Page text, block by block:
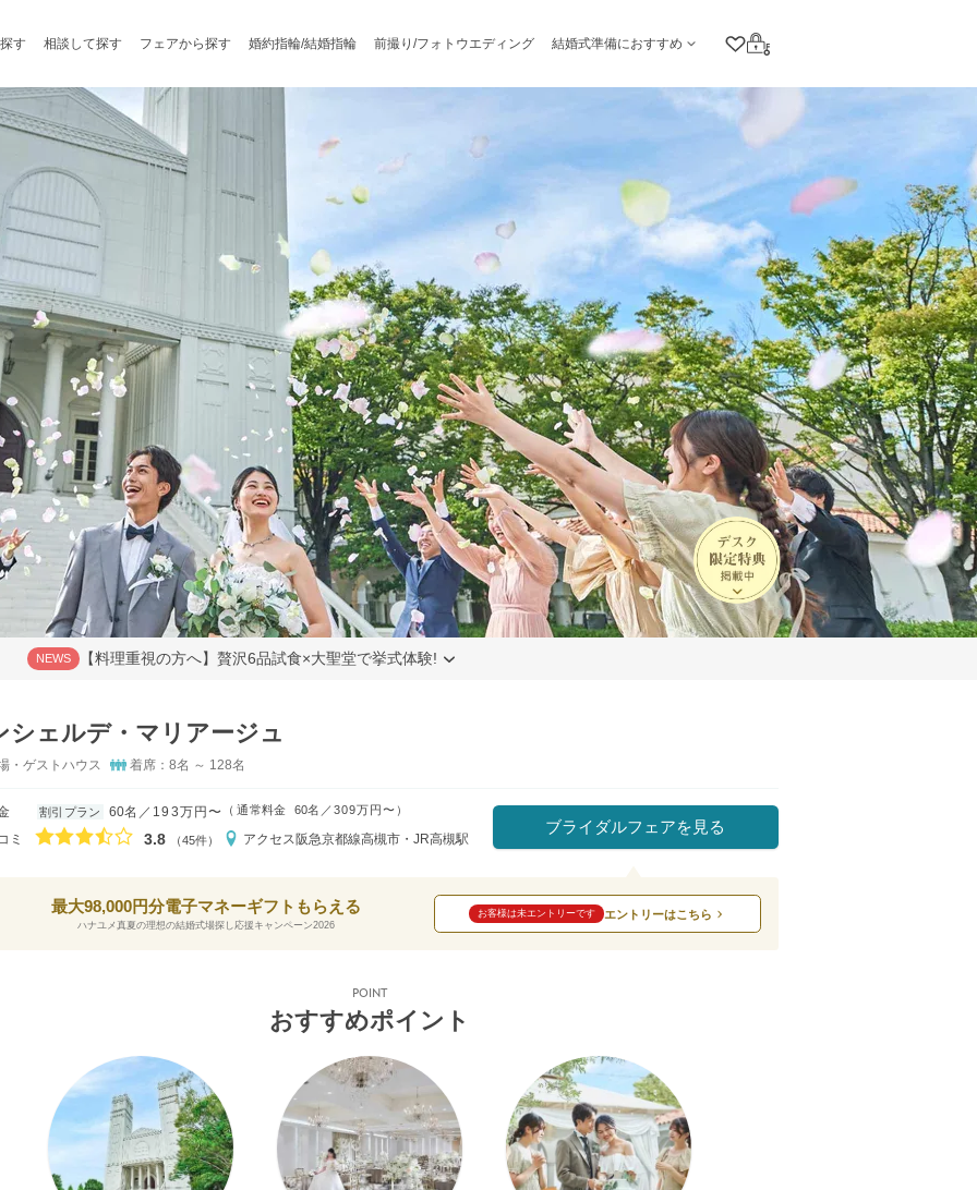
す 相談して探す フェアから探す 婚約指輪/結婚指輪 前撮り/フォトウエディング 結婚式準備におすすめ
クリップリスト
ログイン
NEWS 【料理重視の方へ】贅沢6品試食×大聖堂で挙式体験!
シェルデ・マリアージュ
・ゲストハウス 着席：8名 ～ 128名
割引プラン 60名 193万円〜 （ 通常料金 60名 309万円〜 ）
ミ 口コミ評価
3.8 （45件） アクセス阪急京都線高槻市・JR高槻駅
ブライダルフェアを見る
最大98,000円分電子マネーギフトもらえる
ハナユメ真夏の理想の結婚式場探し応援キャンペーン2026
お客様は未エントリーです エントリーはこちら
POINT
おすすめポイント